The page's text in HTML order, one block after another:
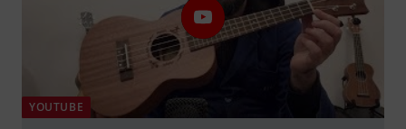
YOUTUBE